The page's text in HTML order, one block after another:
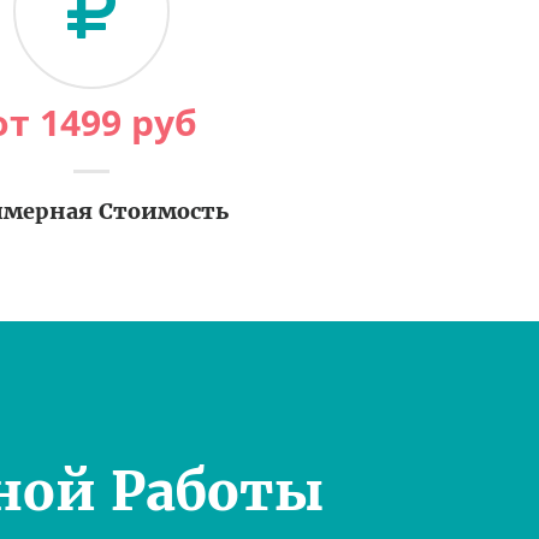
1499 руб
Стоимость
Работы